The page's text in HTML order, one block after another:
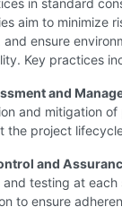
in standard
aim to minimize
ensure
Key practices
and
and mitigation
the project
and
and testing at each
to ensure